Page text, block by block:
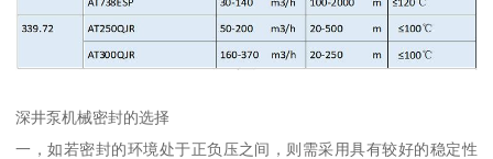
深井泵机械密封的选择
一，如若密封的环境处于正负压之间，则需采用具有较好的稳定性